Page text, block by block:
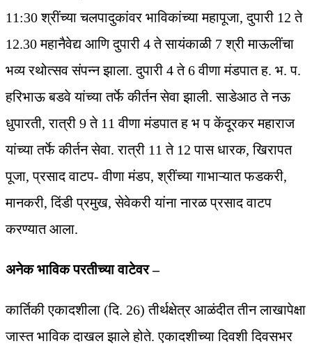
11:30 श्रींच्या चलपादुकांवर भाविकांच्या महापूजा, दुपारी 12 ते
12.30 महानैवेद्य आणि दुपारी 4 ते सायंकाळी 7 श्री माऊलींचा
भव्य रथोत्सव संपन्न झाला. दुपारी 4 ते 6 वीणा मंडपात ह. भ. प.
हरिभाऊ बडवे यांच्या तर्फे कीर्तन सेवा झाली. साडेआठ ते नऊ
धुपारती, रात्री 9 ते 11 वीणा मंडपात ह भ प केंदूरकर महाराज
यांच्या तर्फे कीर्तन सेवा. रात्री 11 ते 12 पास धारक, खिरापत
पूजा, प्रसाद वाटप- वीणा मंडप, श्रींच्या गाभाऱ्यात फडकरी,
मानकरी, दिंडी प्रमुख, सेवेकरी यांना नारळ प्रसाद वाटप
करण्यात आला.
अनेक भाविक परतीच्या वाटेवर –
कार्तिकी एकादशीला (दि. 26) तीर्थक्षेत्र आळंदीत तीन लाखापेक्षा
जास्त भाविक दाखल झाले होते. एकादशीच्या दिवशी दिवसभर